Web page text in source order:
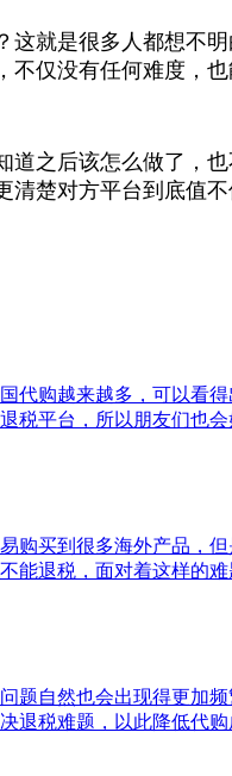
就是很多人都想不
仅没有任何难度，也
之后该怎么做了，
楚对方平台到底值不
代购越来越多，可以看
税平台，所以朋友们也
购买到很多海外产品，
退税，面对着这样的
题自然也会出现得更加
退税难题，以此降低代